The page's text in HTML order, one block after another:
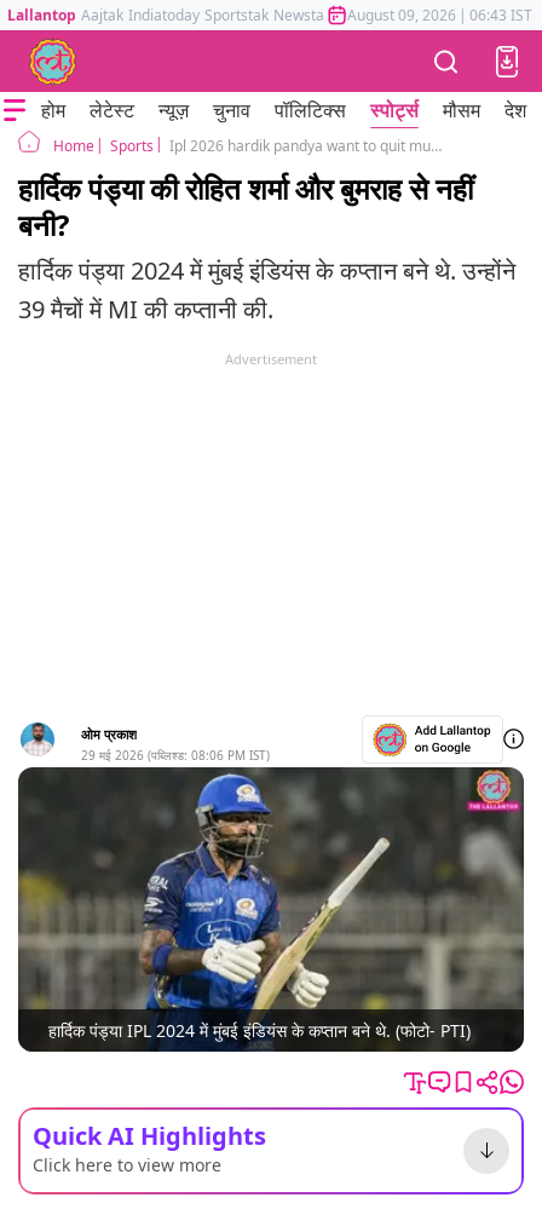
Lallantop Aajtak Indiatoday Sportstak Newstak Mumbai Tak Astrotak
August 09, 2026 | 06:43 IST
होम लेटेस्ट न्यूज़ चुनाव पॉलिटिक्स स्पोर्ट्स मौसम देश
Home Sports Ipl 2026 hardik pandya want to quit mumbai indians and captaincy informed to mi management reports
हार्दिक पंड्या की रोहित शर्मा और बुमराह से नहीं
बनी?
हार्दिक पंड्या 2024 में मुंबई इंडियंस के कप्तान बने थे. उन्होंने
39 मैचों में MI की कप्तानी की.
Advertisement
ओम प्रकाश
29 मई 2026 (पब्लिश्ड: 08:06 PM IST)
हार्दिक पंड्या IPL 2024 में मुंबई इंडियंस के कप्तान बने थे. (फोटो- PTI)
Quick AI Highlights
Click here to view more